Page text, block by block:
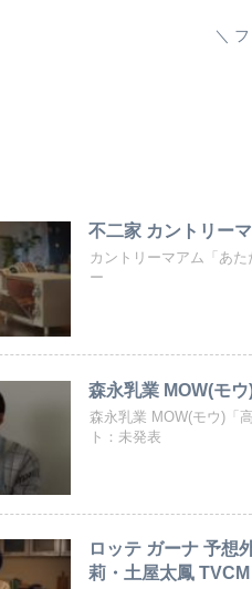
不二家 カントリー
カントリーマアム「あ
ー
森永乳業 MOW(モ
森永乳業 MOW(モウ)「
ト：未発表
ロッテ ガーナ 予想
莉・土屋太鳳 TVCM